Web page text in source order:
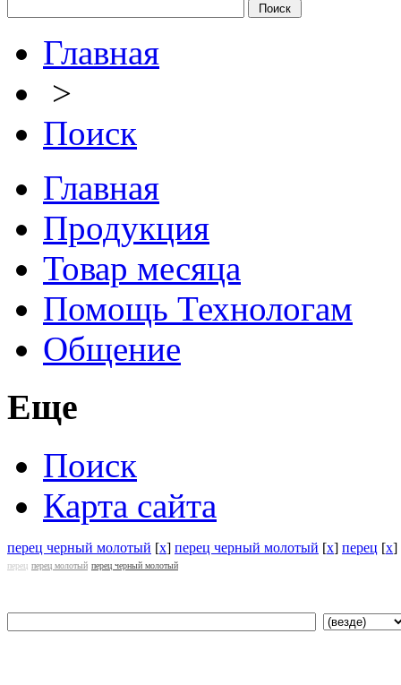
Главная
>
Поиск
Главная
Продукция
Товар месяца
Помощь Технологам
Общение
Еще
Поиск
Карта сайта
перец черный молотый [x] перец черный молотый [x] перец [x]
перец перец молотый перец черный молотый